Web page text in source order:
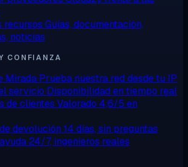
recursos Guías, documentación,
noticias
CONFIANZA
Mirada Prueba nuestra red desde tu IP
servicio Disponibilidad en tiempo real
de clientes Valorado 4,6/5 en
devolución 14 días, sin preguntas
24/7, ingenieros reales